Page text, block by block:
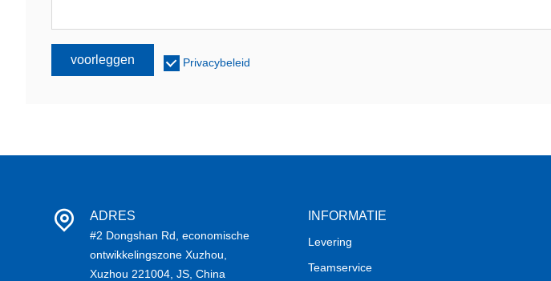
voorleggen Privacybeleid
ADRES
#2 Dongshan Rd, economische
ontwikkelingszone Xuzhou,
Xuzhou 221004, JS, China
INFORMATIE
Levering
Teamservice